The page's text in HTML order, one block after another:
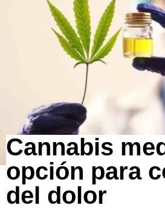
Cannabis
opción para
del dolor